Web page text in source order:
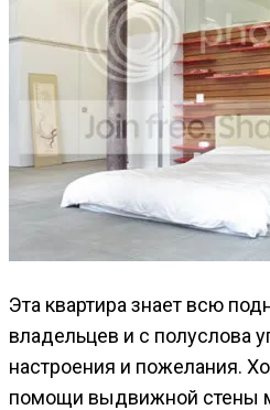
Эта квартира знает всю
владельцев и с полуслова
настроения и пожелания.
помощи выдвижной стены